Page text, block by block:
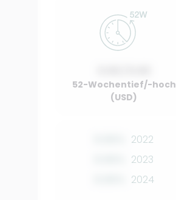
52-Wochentief/-hoch
(USD)
2022
2023
2024